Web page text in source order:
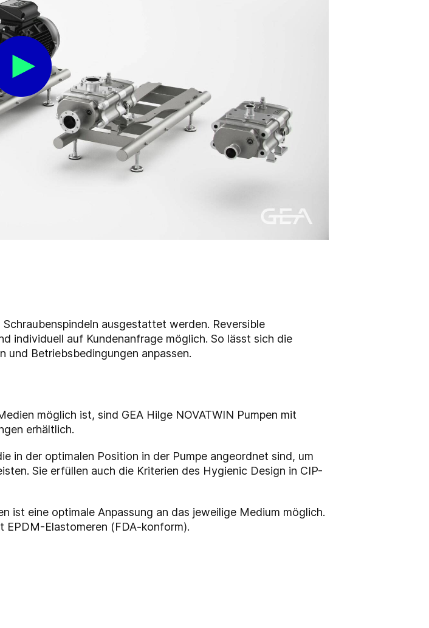
ausgestattet werden. Reversible
individuell auf Kundenanfrage möglich. So lässt sich die
und Betriebsbedingungen anpassen.
möglich ist, sind GEA Hilge NOVATWIN Pumpen mit
erhältlich.
in der optimalen Position in der Pumpe angeordnet sind, um
Sie erfüllen auch die Kriterien des Hygienic Design in CIP-
ist eine optimale Anpassung an das jeweilige Medium möglich.
EPDM-Elastomeren (FDA-konform).